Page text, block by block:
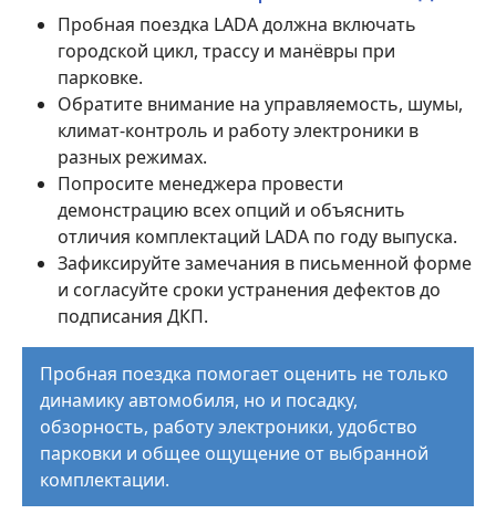
Пробная поездка LADA должна включать
городской цикл, трассу и манёвры при
парковке.
Обратите внимание на управляемость, шумы,
климат-контроль и работу электроники в
разных режимах.
Попросите менеджера провести
демонстрацию всех опций и объяснить
отличия комплектаций LADA по году выпуска.
Зафиксируйте замечания в письменной форме
и согласуйте сроки устранения дефектов до
подписания ДКП.
Пробная поездка помогает оценить не только
динамику автомобиля, но и посадку,
обзорность, работу электроники, удобство
парковки и общее ощущение от выбранной
комплектации.